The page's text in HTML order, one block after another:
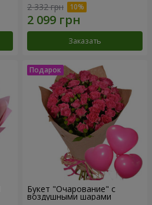
2 332 грн
Заказать
Букет "Очарование" с
воздушными шарами